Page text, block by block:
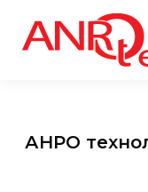
АНРО